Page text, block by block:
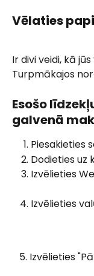
Vēlaties
Ir divi veidi, kā
Turpmākajos
Esošo
galvenā
Piesakieties
Dodieties uz
Izvēlieties
Izvēlieties
5. Izvēlieties